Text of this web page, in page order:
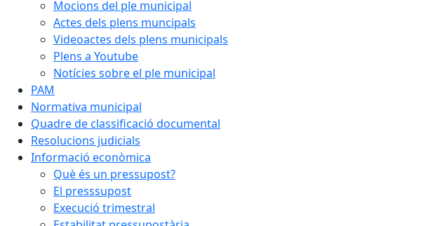
Mocions del ple municipal
Actes dels plens muncipals
Videoactes dels plens municipals
Plens a Youtube
Notícies sobre el ple municipal
PAM
Normativa municipal
Quadre de classificació documental
Resolucions judicials
Informació econòmica
Què és un pressupost?
El presssupost
Execució trimestral